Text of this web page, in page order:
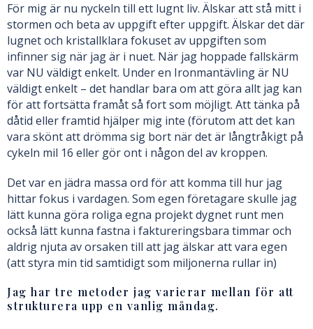
För mig är nu nyckeln till ett lugnt liv. Älskar att stå mitt i
stormen och beta av uppgift efter uppgift. Älskar det där
lugnet och kristallklara fokuset av uppgiften som
infinner sig när jag är i nuet. När jag hoppade fallskärm
var NU väldigt enkelt. Under en Ironmantävling är NU
väldigt enkelt – det handlar bara om att göra allt jag kan
för att fortsätta framåt så fort som möjligt. Att tänka på
dåtid eller framtid hjälper mig inte (förutom att det kan
vara skönt att drömma sig bort när det är långtråkigt på
cykeln mil 16 eller gör ont i någon del av kroppen.
Det var en jädra massa ord för att komma till hur jag
hittar fokus i vardagen. Som egen företagare skulle jag
lätt kunna göra roliga egna projekt dygnet runt men
också lätt kunna fastna i faktureringsbara timmar och
aldrig njuta av orsaken till att jag älskar att vara egen
(att styra min tid samtidigt som miljonerna rullar in)
Jag har tre metoder jag varierar mellan för att
strukturera upp en vanlig måndag.